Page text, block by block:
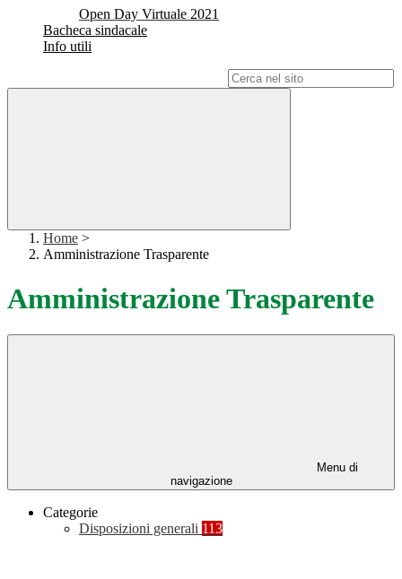
Open Day Virtuale 2021
Bacheca sindacale
Info utili
Home >
Amministrazione Trasparente
Amministrazione Trasparente
Menu di
navigazione
Categorie
Disposizioni generali 113